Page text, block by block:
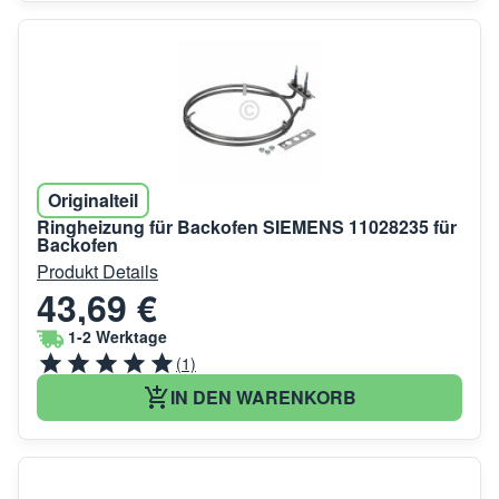
Originalteil
Ringheizung für Backofen SIEMENS 11028235 für
Backofen
Produkt Details
43,69 €
1-2 Werktage
(1)
IN DEN WARENKORB